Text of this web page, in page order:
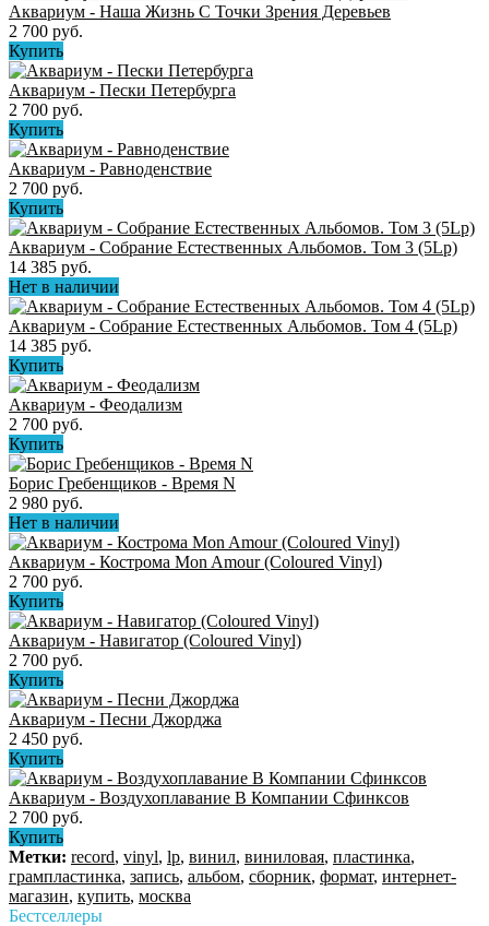
Аквариум - Наша Жизнь С Точки Зрения Деревьев
2 700 руб.
Купить
Аквариум - Пески Петербурга
2 700 руб.
Купить
Аквариум - Равноденствие
2 700 руб.
Купить
Аквариум - Собрание Естественных Альбомов. Том 3 (5Lp)
14 385 руб.
Нет в наличии
Аквариум - Собрание Естественных Альбомов. Том 4 (5Lp)
14 385 руб.
Купить
Аквариум - Феодализм
2 700 руб.
Купить
Борис Гребенщиков - Время N
2 980 руб.
Нет в наличии
Аквариум - Кострома Mon Amour (Coloured Vinyl)
2 700 руб.
Купить
Аквариум - Навигатор (Coloured Vinyl)
2 700 руб.
Купить
Аквариум - Песни Джорджа
2 450 руб.
Купить
Аквариум - Воздухоплавание В Компании Сфинксов
2 700 руб.
Купить
Метки: record, vinyl, lp, винил, виниловая, пластинка,
грампластинка, запись, альбом, сборник, формат, интернет-
магазин, купить, москва
Бестселлеры